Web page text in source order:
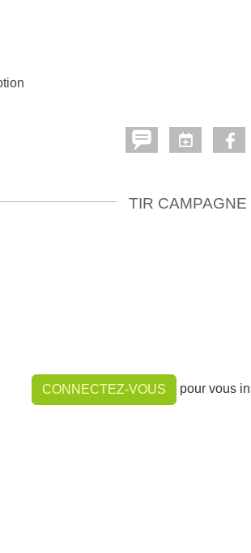
TIR CAMPAGNE
CONNECTEZ-VOUS pour vous